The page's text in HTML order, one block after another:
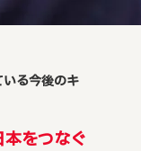
いる今後のキ
本をつなぐ